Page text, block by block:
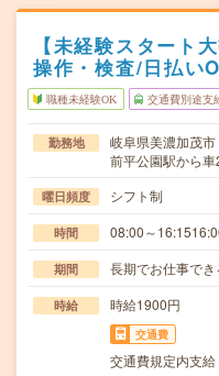
【未経験スタート
操作・検査/日払い
職種未経験OK 交通費別途支
勤務地
岐阜県美濃加茂市
前平公園駅から
曜日頻度 シフト制
時間 08:00～
期間 長期でお仕事でき
時給 時給1900円
交通費
交通費規定内支給